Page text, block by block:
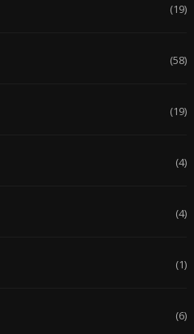
(19)
(58)
(19)
(4)
(4)
(1)
(6)